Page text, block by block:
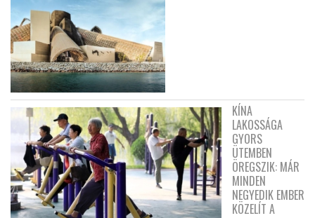
KÍNA
LAKOSSÁGA
GYORS
ÜTEMBEN
ÖREGSZIK: MÁR
MINDEN
NEGYEDIK EMBER
KÖZELÍT A